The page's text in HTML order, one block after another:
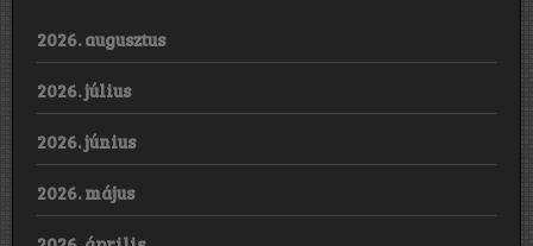
2026. augusztus
2026. július
2026. június
2026. május